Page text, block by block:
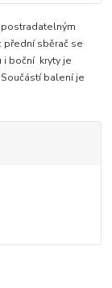
přední sběrač se
i boční kryty je
balení je